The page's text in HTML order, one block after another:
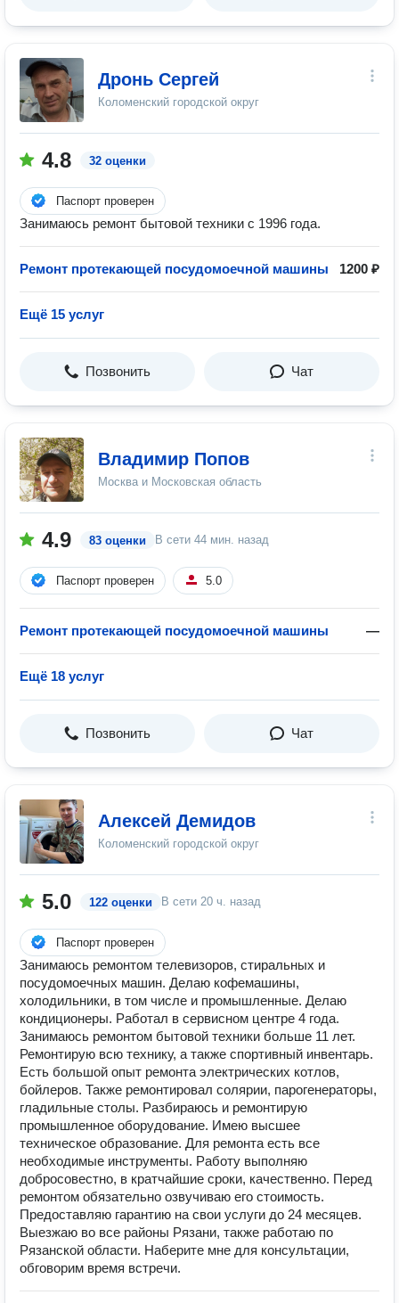
Дронь Сергей
Коломенский городской округ
4.8 32 оценки
Паспорт проверен
Занимаюсь ремонт бытовой техники с 1996 года.
Ремонт протекающей посудомоечной машины 1200 ₽
Ещё 15 услуг
Позвонить Чат
Владимир Попов
Москва и Московская область
4.9 83 оценки В сети 44 мин. назад
Паспорт проверен 5.0
Ремонт протекающей посудомоечной машины —
Ещё 18 услуг
Позвонить Чат
Алексей Демидов
Коломенский городской округ
5.0 122 оценки В сети 20 ч. назад
Паспорт проверен
Занимаюсь ремонтом телевизоров, стиральных и
посудомоечных машин. Делаю кофемашины,
холодильники, в том числе и промышленные. Делаю
кондиционеры. Работал в сервисном центре 4 года.
Занимаюсь ремонтом бытовой техники больше 11 лет.
Ремонтирую всю технику, а также спортивный инвентарь.
Есть большой опыт ремонта электрических котлов,
бойлеров. Также ремонтировал солярии, парогенераторы,
гладильные столы. Разбираюсь и ремонтирую
промышленное оборудование. Имею высшее
техническое образование. Для ремонта есть все
необходимые инструменты. Работу выполняю
добросовестно, в кратчайшие сроки, качественно. Перед
ремонтом обязательно озвучиваю его стоимость.
Предоставляю гарантию на свои услуги до 24 месяцев.
Выезжаю во все районы Рязани, также работаю по
Рязанской области. Наберите мне для консультации,
обговорим время встречи.